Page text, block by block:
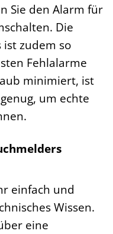
Sie den Alarm für
Die
zudem so
Fehlalarme
minimiert, ist
um echte
einfach und
Wissen.
eine